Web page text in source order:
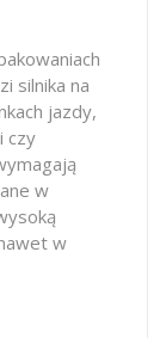
silnika na
jazdy,
czy
w
w